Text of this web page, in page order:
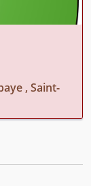
, Saint-